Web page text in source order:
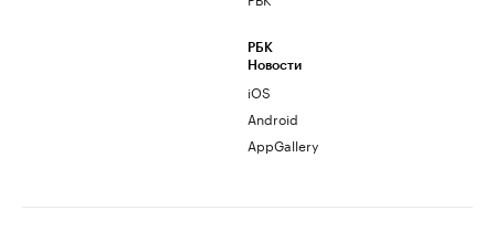
РБК
Новости
iOS
Android
AppGallery